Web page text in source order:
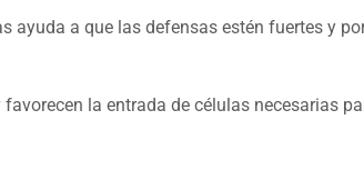
ayuda a que las defensas estén fuertes y
la entrada de células necesarias